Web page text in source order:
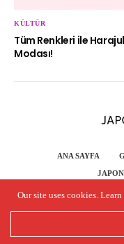
KÜLTÜR
Tüm Renkleri ile
Modası!
ANA SAYFA
Japonya'da Hayat -
Our site uses cookies.